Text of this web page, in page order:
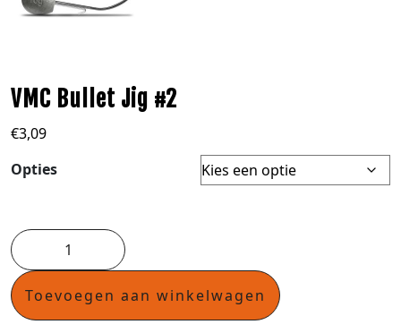
VMC Bullet Jig #2
€3,09
Opties
Toevoegen aan winkelwagen